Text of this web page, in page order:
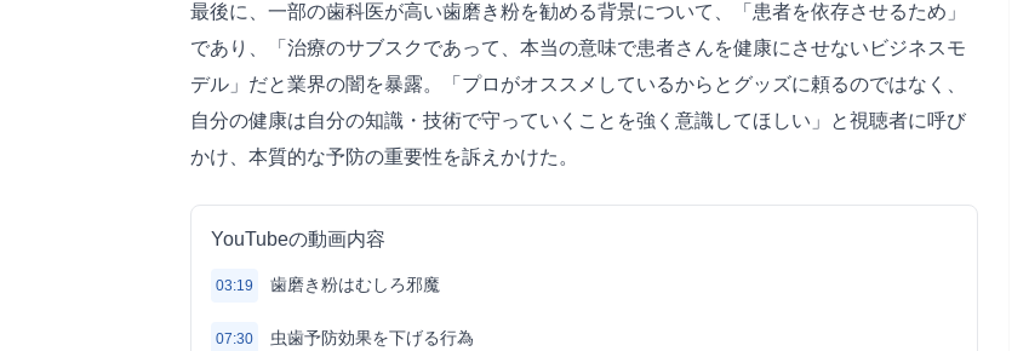
最後に、一部の歯科医が高い歯磨き粉を勧める背景について、「患者を依存させるため」
であり、「治療のサブスクであって、本当の意味で患者さんを健康にさせないビジネスモ
デル」だと業界の闇を暴露。「プロがオススメしているからとグッズに頼るのではなく、
自分の健康は自分の知識・技術で守っていくことを強く意識してほしい」と視聴者に呼び
かけ、本質的な予防の重要性を訴えかけた。
YouTubeの動画内容
03:19 歯磨き粉はむしろ邪魔
07:30 虫歯予防効果を下げる行為